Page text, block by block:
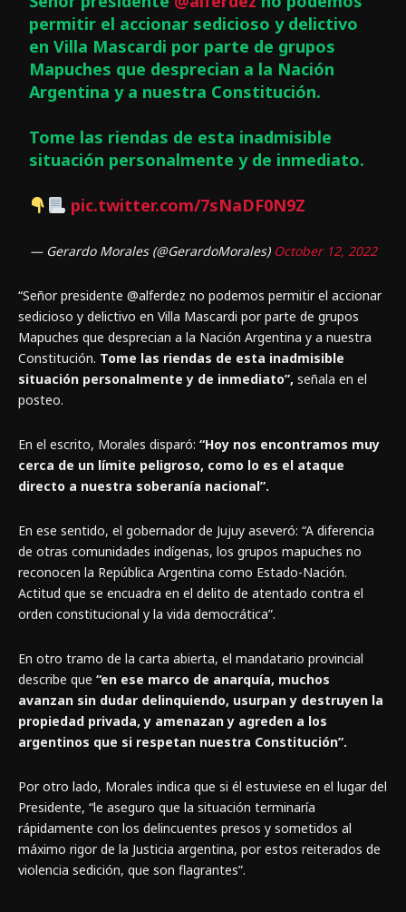
permitir el accionar sedicioso y delictivo
en Villa Mascardi por parte de grupos
Mapuches que desprecian a la Nación
Argentina y a nuestra Constitución.
Tome las riendas de esta inadmisible
situación personalmente y de inmediato.
pic.twitter.com/7sNaDF0N9Z
— Gerardo Morales (@GerardoMorales) October 12, 2022
“Señor presidente @alferdez no podemos permitir el accionar
sedicioso y delictivo en Villa Mascardi por parte de grupos
Mapuches que desprecian a la Nación Argentina y a nuestra
Constitución. Tome las riendas de esta inadmisible
situación personalmente y de inmediato”, señala en el
posteo.
En el escrito, Morales disparó: “Hoy nos encontramos muy
cerca de un límite peligroso, como lo es el ataque
directo a nuestra soberanía nacional”.
En ese sentido, el gobernador de Jujuy aseveró: “A diferencia
de otras comunidades indígenas, los grupos mapuches no
reconocen la República Argentina como Estado-Nación.
Actitud que se encuadra en el delito de atentado contra el
orden constitucional y la vida democrática”.
En otro tramo de la carta abierta, el mandatario provincial
describe que “en ese marco de anarquía, muchos
avanzan sin dudar delinquiendo, usurpan y destruyen la
propiedad privada, y amenazan y agreden a los
argentinos que si respetan nuestra Constitución”.
Por otro lado, Morales indica que si él estuviese en el lugar del
Presidente, “le aseguro que la situación terminaría
rápidamente con los delincuentes presos y sometidos al
máximo rigor de la Justicia argentina, por estos reiterados de
violencia sedición, que son flagrantes”.